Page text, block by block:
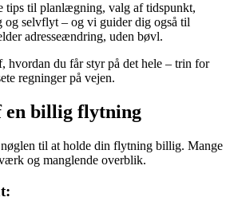
tips til planlægning, valg af tidspunkt,
og selvflyt – og vi guider dig også til
adresseændring, uden bøvl.
hvordan du får styr på det hele – trin for
regninger på vejen.
en billig flytning
til at holde din flytning billig. Mange
og manglende overblik.